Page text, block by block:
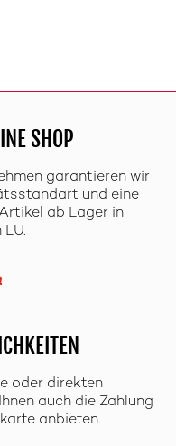
SHOP
garantieren wir
und eine
ab Lager in
LU.
oder direkten
auch die Zahlung
anbieten.